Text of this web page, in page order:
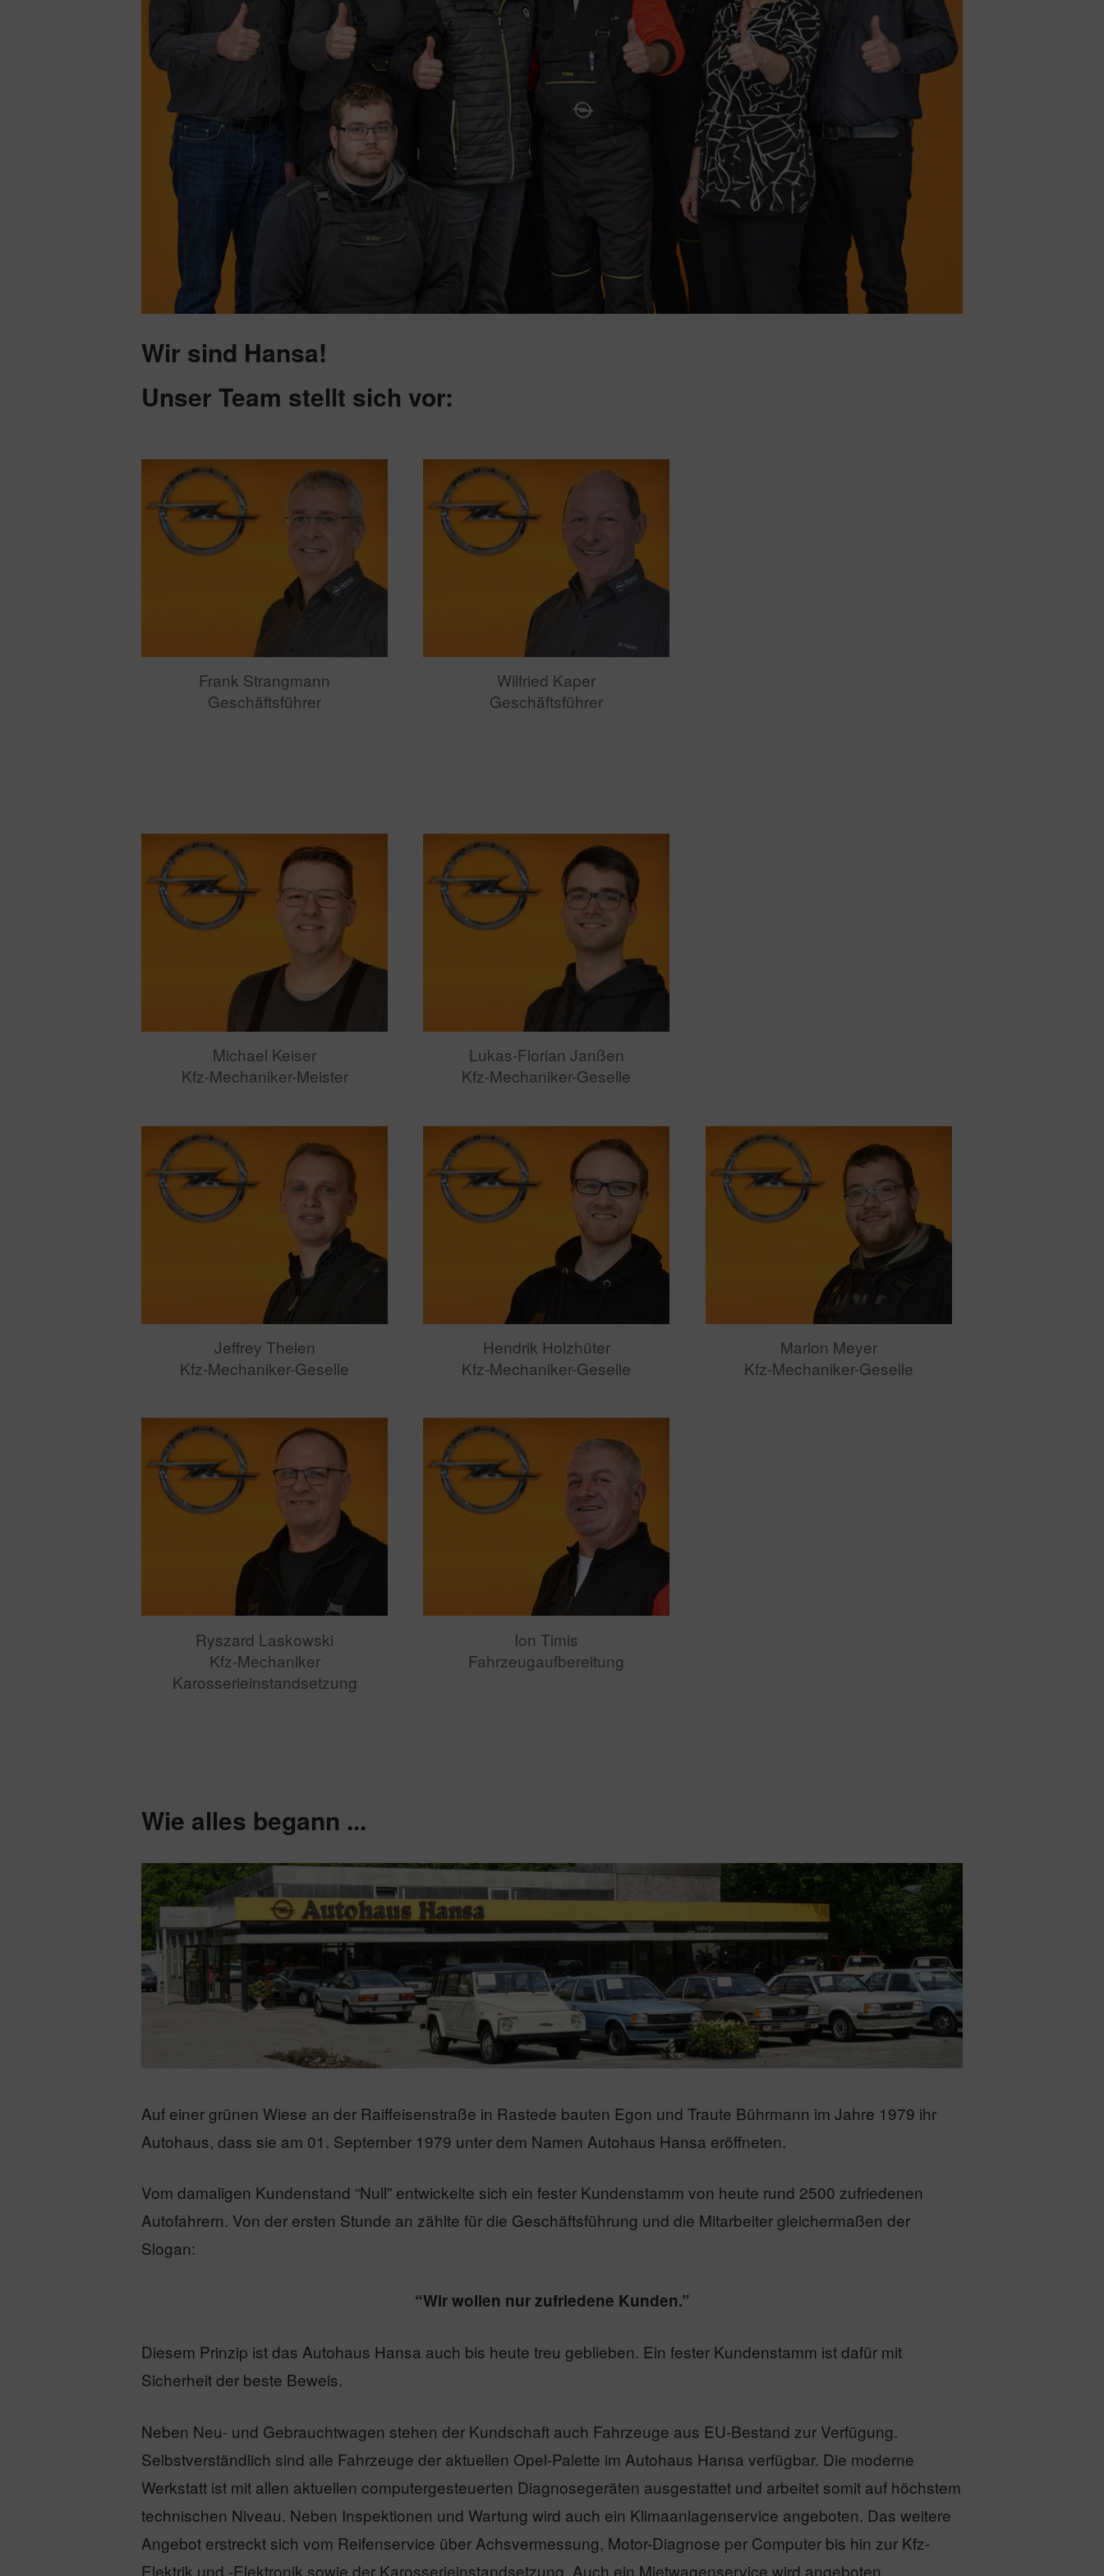
Wir sind Hansa!
Unser Team stellt sich vor:
Frank Strangmann
Geschäftsführer
Wilfried Kaper
Geschäftsführer
Michael Keiser
Kfz-Mechaniker-Meister
Lukas-Florian Janßen
Kfz-Mechaniker-Geselle
Jeffrey Thelen
Kfz-Mechaniker-Geselle
Hendrik Holzhüter
Kfz-Mechaniker-Geselle
Marlon Meyer
Kfz-Mechaniker-Geselle
Ryszard Laskowski
Kfz-Mechaniker
Karosserieinstandsetzung
Ion Timis
Fahrzeugaufbereitung
Wie alles begann ...
Auf einer grünen Wiese an der Raiffeisenstraße in Rastede bauten Egon und Traute Bührmann im Jahre 1979 ihr
Autohaus, dass sie am 01. September 1979 unter dem Namen Autohaus Hansa eröffneten.
Vom damaligen Kundenstand “Null” entwickelte sich ein fester Kundenstamm von heute rund 2500 zufriedenen
Autofahrern. Von der ersten Stunde an zählte für die Geschäftsführung und die Mitarbeiter gleichermaßen der
Slogan:
“Wir wollen nur zufriedene Kunden.”
Diesem Prinzip ist das Autohaus Hansa auch bis heute treu geblieben. Ein fester Kundenstamm ist dafür mit
Sicherheit der beste Beweis.
Neben Neu- und Gebrauchtwagen stehen der Kundschaft auch Fahrzeuge aus EU-Bestand zur Verfügung.
Selbstverständlich sind alle Fahrzeuge der aktuellen Opel-Palette im Autohaus Hansa verfügbar. Die moderne
Werkstatt ist mit allen aktuellen computergesteuerten Diagnosegeräten ausgestattet und arbeitet somit auf höchstem
technischen Niveau. Neben Inspektionen und Wartung wird auch ein Klimaanlagenservice angeboten. Das weitere
Angebot erstreckt sich vom Reifenservice über Achsvermessung, Motor-Diagnose per Computer bis hin zur Kfz-
Elektrik und -Elektronik sowie der Karosserieinstandsetzung. Auch ein Mietwagenservice wird angeboten.